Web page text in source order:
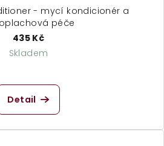
- mycí kondicionér a
péče
435 Kč
Skladem
Detail